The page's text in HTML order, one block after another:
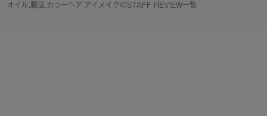
オイル,腸活,カラーヘア,アイメイクのSTAFF REVIEW一覧